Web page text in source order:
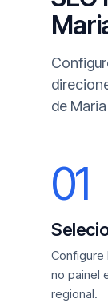
de
01
Configure
no painel
regional.